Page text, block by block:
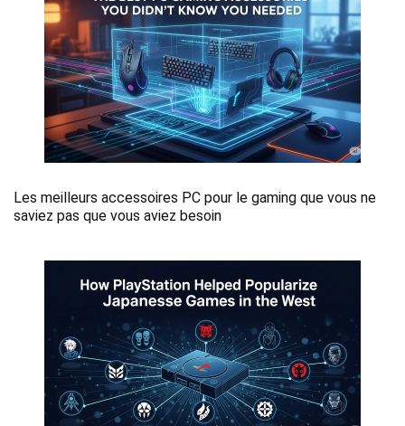
Les meilleurs accessoires PC pour le gaming que vous ne
saviez pas que vous aviez besoin